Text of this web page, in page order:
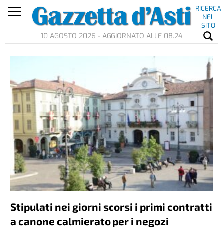
RICERCA
NEL
SITO
10 AGOSTO 2026 - AGGIORNATO ALLE 08.24
Stipulati nei giorni scorsi i primi contratti
a canone calmierato per i negozi